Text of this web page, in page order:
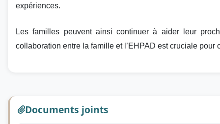
expériences.
Les familles peuvent ainsi continuer à aider leur
collaboration entre la famille et l’EHPAD est cruciale
Documents joints